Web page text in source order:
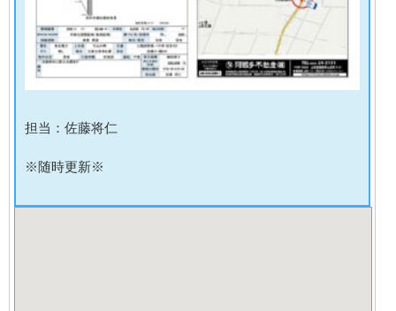
担当：佐藤将仁
※随時更新※